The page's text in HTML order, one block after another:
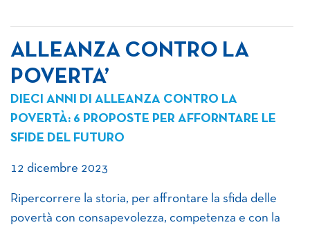
ALLEANZA CONTRO LA
POVERTA’
DIECI ANNI DI ALLEANZA CONTRO LA
POVERTÀ: 6 PROPOSTE PER AFFORNTARE LE
SFIDE DEL FUTURO
12 dicembre 2023
Ripercorrere la storia, per affrontare la sfida delle
povertà con consapevolezza, competenza e con la